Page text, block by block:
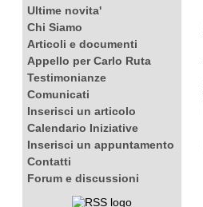
Ultime novita'
Chi Siamo
Articoli e documenti
Appello per Carlo Ruta
Testimonianze
Comunicati
Inserisci un articolo
Calendario Iniziative
Inserisci un appuntamento
Contatti
Forum e discussioni